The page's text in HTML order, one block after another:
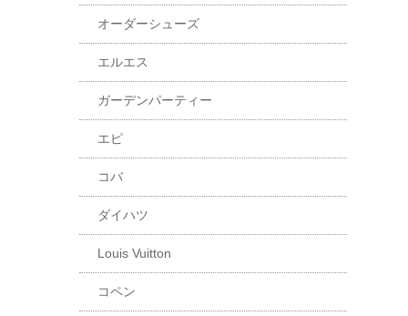
オーダーシューズ
エルエス
ガーデンパーティー
エピ
コバ
ダイハツ
Louis Vuitton
コペン